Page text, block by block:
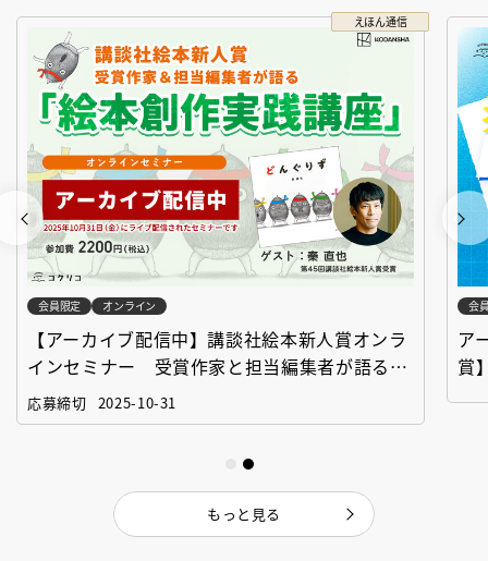
えほん通信
会員限定 オンライン
【アーカイブ配信中】講談社絵本新人賞オンラ
インセミナー 受賞作家と担当編集者が語る
「絵本創作実践講座」
応募締切 2025-10-31
会
ア
賞
もっと見る